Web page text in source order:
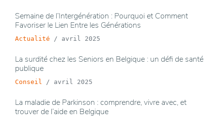
Semaine de l’Intergénération : Pourquoi et Comment
Favoriser le Lien Entre les Générations
Actualité / avril 2025
La surdité chez les Seniors en Belgique : un défi de santé
publique
Conseil / avril 2025
La maladie de Parkinson : comprendre, vivre avec, et
trouver de l’aide en Belgique